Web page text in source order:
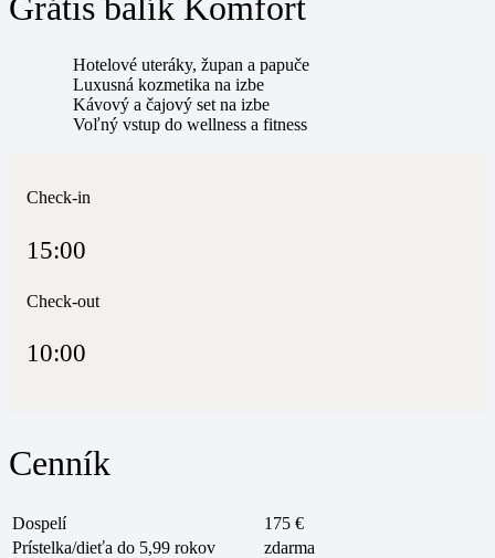
Hotelové uteráky, župan a papuče
Luxusná kozmetika na izbe
Kávový a čajový set na izbe
Voľný vstup do wellness a fitness
Check-in
15:00
Check-out
10:00
Cenník
Dospelí
175 €
Prístelka/dieťa do 5,99 rokov
zdarma